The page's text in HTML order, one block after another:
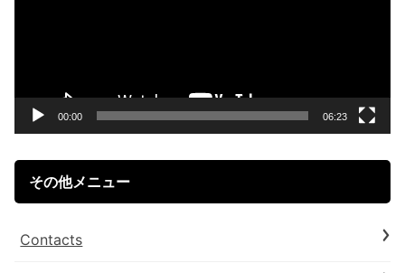
00:00 06:23
その他メニュー
Contacts